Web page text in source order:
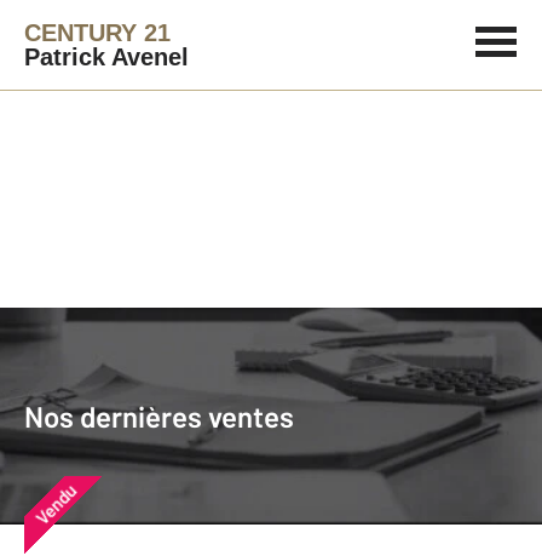
CENTURY 21
Patrick Avenel
Nos dernières ventes
Nos dernières ventes
Nos derniers biens vendus près de
chez vous
Vendu